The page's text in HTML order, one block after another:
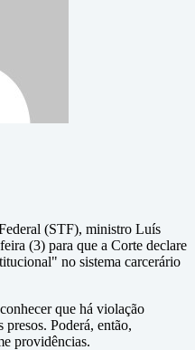
(STF), ministro Luís
(3) para que a Corte declare
no sistema carcerário
que há violação
presos. Poderá, então,
providências.